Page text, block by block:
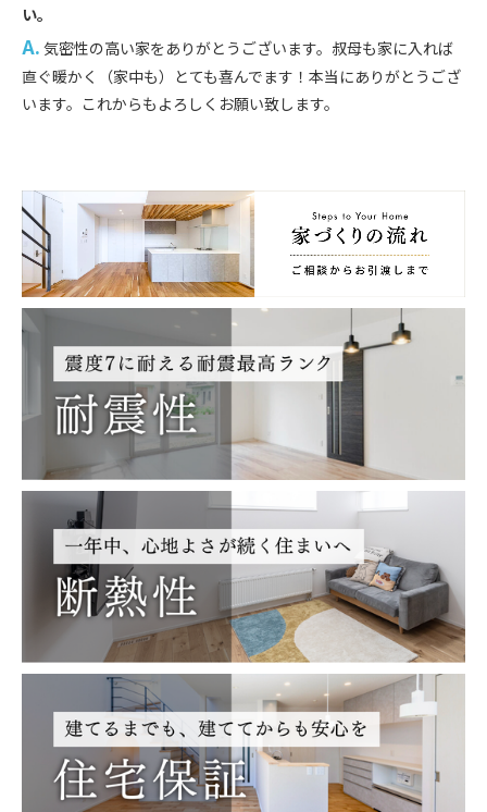
い。
A. 気密性の高い家をありがとうございます。叔母も家に入れば
直ぐ暖かく（家中も）とても喜んでます！本当にありがとうござ
います。これからもよろしくお願い致します。